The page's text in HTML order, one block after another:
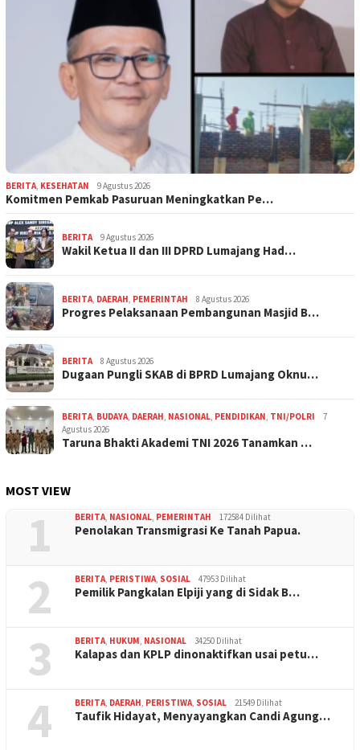
BERITA KESEHATAN 9 Agustus 2026
Komitmen Pemkab Pasuruan Meningkatkan Pe…
BERITA 9 Agustus 2026
Wakil Ketua II dan III DPRD Lumajang Had…
BERITA DAERAH PEMERINTAH 8 Agustus 2026
Progres Pelaksanaan Pembangunan Masjid B…
BERITA 8 Agustus 2026
Dugaan Pungli SKAB di BPRD Lumajang Oknu…
BERITA BUDAYA DAERAH NASIONAL PENDIDIKAN TNI/POLRI
7
Agustus 2026
Taruna Bhakti Akademi TNI 2026 Tanamkan …
MOST VIEW
1 BERITA NASIONAL PEMERINTAH 172584 Dilihat
Penolakan Transmigrasi Ke Tanah Papua.
2 BERITA PERISTIWA SOSIAL 47953 Dilihat
Pemilik Pangkalan Elpiji yang di Sidak B…
3 BERITA HUKUM NASIONAL 34250 Dilihat
Kalapas dan KPLP dinonaktifkan usai petu…
4 BERITA DAERAH PERISTIWA SOSIAL 21549 Dilihat
Taufik Hidayat, Menyayangkan Candi Agung…